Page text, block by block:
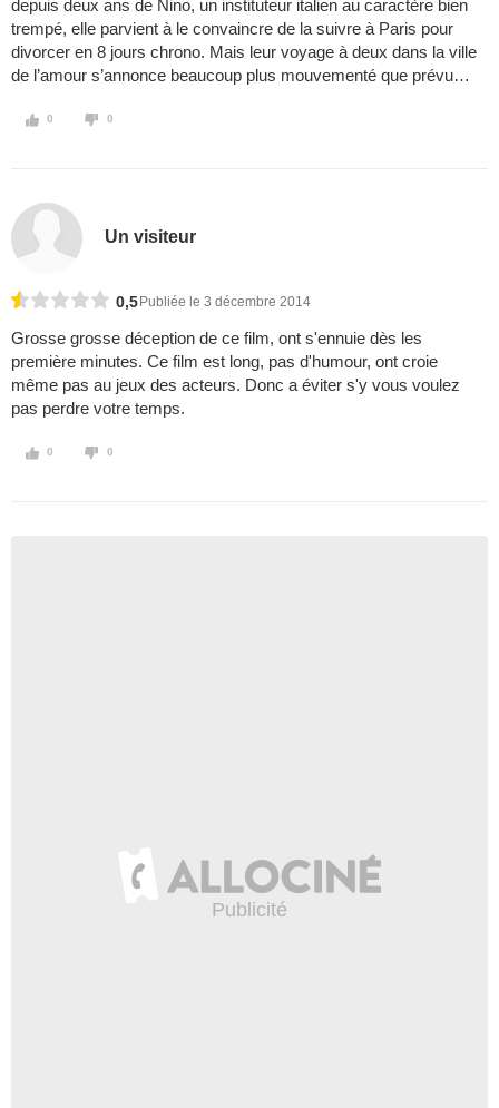
depuis deux ans de Nino, un instituteur italien au caractère bien
trempé, elle parvient à le convaincre de la suivre à Paris pour
divorcer en 8 jours chrono. Mais leur voyage à deux dans la ville
de l’amour s’annonce beaucoup plus mouvementé que prévu…
0 0
Un visiteur
0,5 Publiée le 3 décembre 2014
Grosse grosse déception de ce film, ont s'ennuie dès les
première minutes. Ce film est long, pas d'humour, ont croie
même pas au jeux des acteurs. Donc a éviter s'y vous voulez
pas perdre votre temps.
0 0